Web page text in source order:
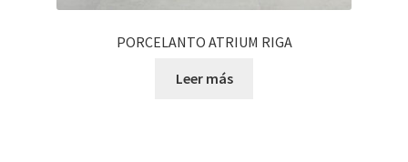
PORCELANTO ATRIUM RIGA
Leer más